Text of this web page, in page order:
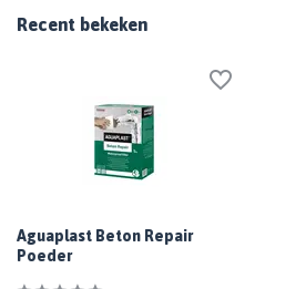
Recent bekeken
Aguaplast Beton Repair
Poeder